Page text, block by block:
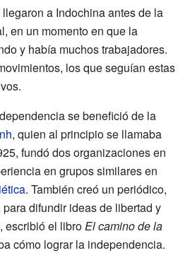
llegaron a Indochina antes de la
en un momento en que la
y había muchos trabajadores.
los que seguían estas
se benefició de la
, quien al principio se llamaba
fundó dos organizaciones en
en grupos similares en
. También creó un periódico,
para difundir ideas de libertad y
escribió el libroEl camino de la
cómo lograr la independencia.